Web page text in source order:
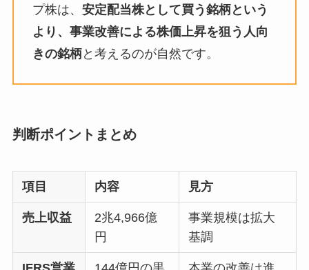
プ株は、 安定配当株として買う銘柄という
より、事業改善による株価上昇を狙う人向
きの銘柄と考えるのが自然です。
判断ポイントまとめ
項目 内容 見方
売上収益
2兆4,966億
円
事業規模は拡大
基調